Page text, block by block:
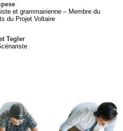
et grammairienne – Membre du
du Projet Voltaire
Tegler